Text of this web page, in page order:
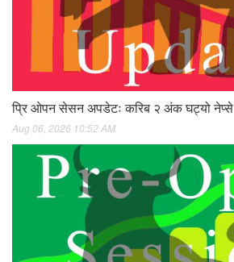
प्रि ओपन सेसन अपडेटः करिब २ अंक घट्यो नेप्से
Aug 06, 2026 10:52 AM